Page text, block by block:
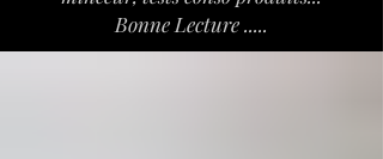
Bonne Lecture .....